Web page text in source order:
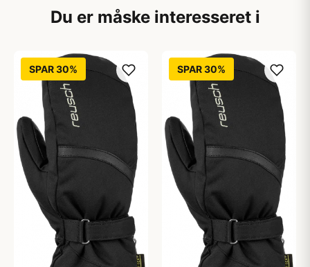
Du er måske interesseret i
SPAR 30% SPAR 30%